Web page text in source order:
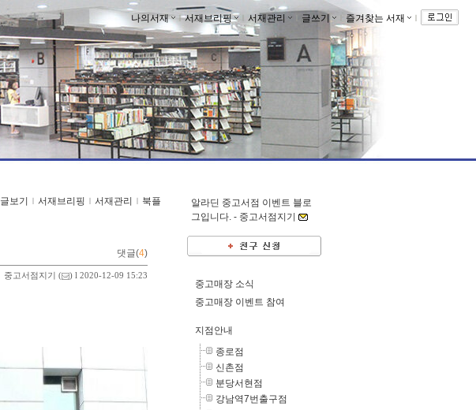
나의서재 ｌ서재브리핑 ｌ 서재관리 글쓰기 즐겨찾는 서재 ｌ
글보기 ｌ 서재브리핑 ｌ 서재관리 ｌ 북플
댓글(4)
중고서점지기 ( ) l 2020-12-09 15:23
알라딘 중고서점 이벤트 블로
그입니다. - 중고서점지기
중고매장 소식
중고매장 이벤트 참여
지점안내
종로점
신촌점
분당서현점
강남역7번출구점